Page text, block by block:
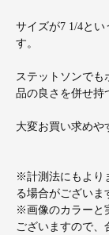
サイズが7 1/4と
す。
ステットソンでも
品の良さを併せ持
大変お買い求めや
※計測法にもより
る場合がございま
※画像のカラーと
ございますので、